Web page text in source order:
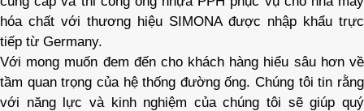
hóa chất với thương hiệu SIMONA được nhập khẩu trực
tiếp từ Germany.
Với mong muốn đem đến cho khách hàng hiểu sâu hơn về
tầm quan trọng của hệ thống đường ống. Chúng tôi tin rằng
với năng lực và kinh nghiệm của chúng tôi sẽ giúp quý